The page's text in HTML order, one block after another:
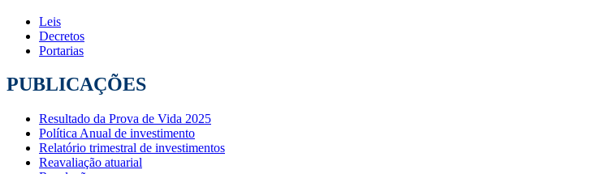
Leis
Decretos
Portarias
PUBLICAÇÕES
Resultado da Prova de Vida 2025
Política Anual de investimento
Relatório trimestral de investimentos
Reavaliação atuarial